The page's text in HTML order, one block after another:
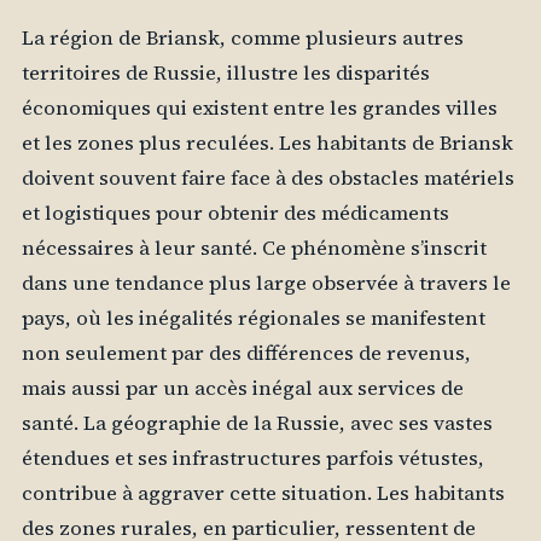
La région de Briansk, comme plusieurs autres
territoires de Russie, illustre les disparités
économiques qui existent entre les grandes villes
et les zones plus reculées. Les habitants de Briansk
doivent souvent faire face à des obstacles matériels
et logistiques pour obtenir des médicaments
nécessaires à leur santé. Ce phénomène s’inscrit
dans une tendance plus large observée à travers le
pays, où les inégalités régionales se manifestent
non seulement par des différences de revenus,
mais aussi par un accès inégal aux services de
santé. La géographie de la Russie, avec ses vastes
étendues et ses infrastructures parfois vétustes,
contribue à aggraver cette situation. Les habitants
des zones rurales, en particulier, ressentent de